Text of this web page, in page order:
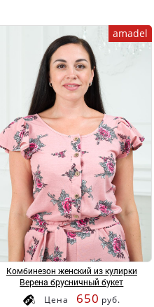
amadel
Комбинезон женский из кулирки
Верена брусничный букет
Цена 650 руб.